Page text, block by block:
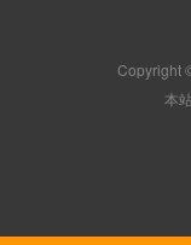
Copyright
本